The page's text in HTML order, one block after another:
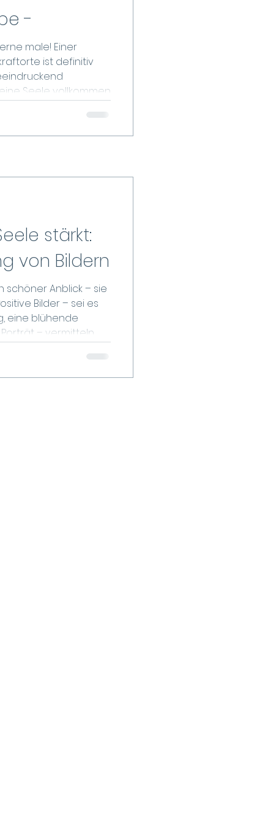
-
male! Einer
definitiv
Seele vollkommen
ich als
wiedergeben
z
stärkt:
von Bildern
schöner Anblick – sie
Bilder – sei es
eine blühende
– vermitteln
ist, kann Kunst ein
Gefühle zu